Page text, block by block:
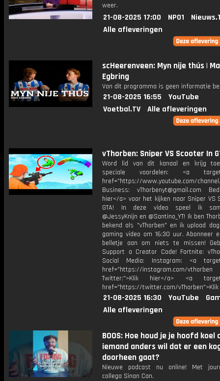
weer.
21-08-2025 17:00 NPO1
Alle afleveringen
scHeerenveen: Myn nije thús |
Egbring
Van dit programma is geen informatie
21-08-2025 16:55
YouTube
Voetbal.TV
Alle afleveringen
vThorben: Sniper VS Scooter In
Word lid van dit kanaal en krijg
speciale voordelen: <a
href="https://www.youtube.com/channel/
Business: vThorbenyt@gmail.com
hier</a> voor het kijken naar Sniper VS
GTA! In deze video speel ik
@JessyKnijn en @Santino_YT! Ik ben
bekend als "vThorben" en ik upload
gaming video om 16:30 uur. Abonneer
belletje aan om niets te missen!
Support a Creator Code! Fortnite:
Social Media: Instagram: <a
href="https://instagram.com/vthorben
Twitter:">Klik hier</a> <a
href="https://twitter.com/
21-08-2025 16:30 YouTube
Alle afleveringen
BOOS: Hoe houd je je hoofd koel
iemand anders wil dat er een
doorheen gaat?
Nieuwe podcast nu online! Met
collega Sinan Can.